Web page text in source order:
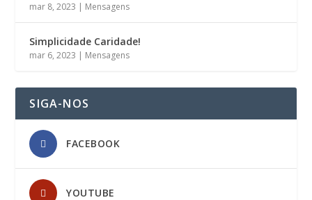
mar 8, 2023 | Mensagens
Simplicidade Caridade!
mar 6, 2023 | Mensagens
SIGA-NOS
FACEBOOK
YOUTUBE